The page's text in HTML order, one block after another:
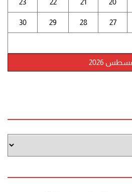
2026
20
21
22
23
27
28
29
30